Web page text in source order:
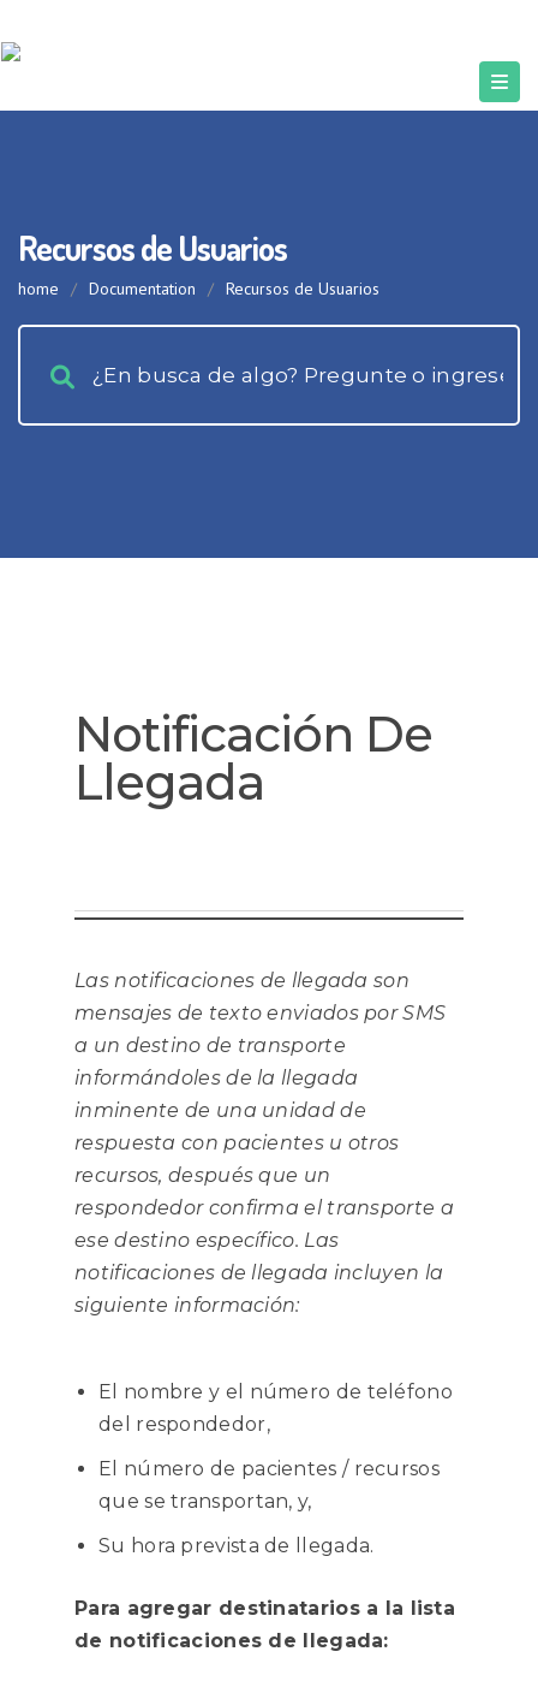
Recursos de Usuarios
home / Documentation / Recursos de Usuarios
Notificación De
Llegada
Las notificaciones de llegada son
mensajes de texto enviados por SMS
a un destino de transporte
informándoles de la llegada
inminente de una unidad de
respuesta con pacientes u otros
recursos, después que un
respondedor confirma el transporte a
ese destino específico. Las
notificaciones de llegada incluyen la
siguiente información:
El nombre y el número de teléfono
del respondedor,
El número de pacientes / recursos
que se transportan, y,
Su hora prevista de llegada.
Para agregar destinatarios a la lista
de notificaciones de llegada: